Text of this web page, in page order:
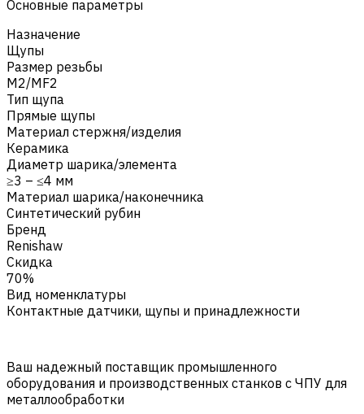
Основные параметры
Назначение
Щупы
Размер резьбы
M2/MF2
Тип щупа
Прямые щупы
Материал стержня/изделия
Керамика
Диаметр шарика/элемента
≥3 – ≤4 мм
Материал шарика/наконечника
Синтетический рубин
Бренд
Renishaw
Скидка
70%
Вид номенклатуры
Контактные датчики, щупы и принадлежности
Ваш надежный поставщик промышленного
оборудования и производственных станков с ЧПУ для
металлообработки